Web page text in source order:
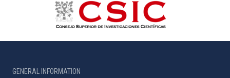
GENERAL INFORMATION